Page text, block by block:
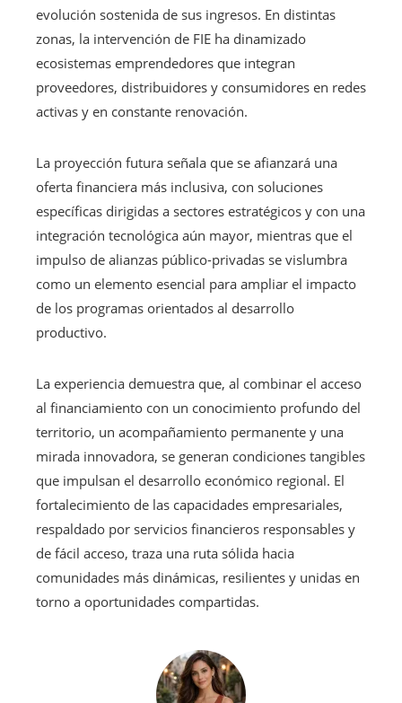
evolución sostenida de sus ingresos. En distintas
zonas, la intervención de FIE ha dinamizado
ecosistemas emprendedores que integran
proveedores, distribuidores y consumidores en redes
activas y en constante renovación.
La proyección futura señala que se afianzará una
oferta financiera más inclusiva, con soluciones
específicas dirigidas a sectores estratégicos y con una
integración tecnológica aún mayor, mientras que el
impulso de alianzas público-privadas se vislumbra
como un elemento esencial para ampliar el impacto
de los programas orientados al desarrollo
productivo.
La experiencia demuestra que, al combinar el acceso
al financiamiento con un conocimiento profundo del
territorio, un acompañamiento permanente y una
mirada innovadora, se generan condiciones tangibles
que impulsan el desarrollo económico regional. El
fortalecimiento de las capacidades empresariales,
respaldado por servicios financieros responsables y
de fácil acceso, traza una ruta sólida hacia
comunidades más dinámicas, resilientes y unidas en
torno a oportunidades compartidas.